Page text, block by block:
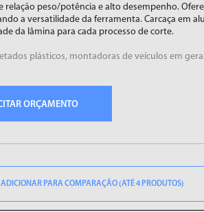
ESMERILHADEIRAS
relação peso/potência e alto desempenho.
a versatilidade da ferramenta. Carcaça em
da lâmina para cada processo de corte.
plásticos, montadoras de veículos em
ORÇAMENTO
ADICIONAR PARA COMPARAÇÃO (ATÉ 4 PRODUTOS)